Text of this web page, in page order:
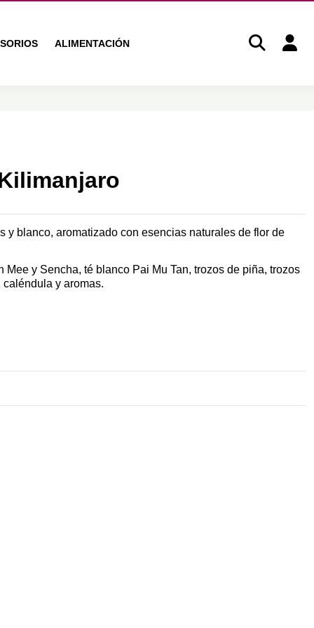
ALIMENTACIÓN
y blanco, aromatizado con esencias naturales de flor de
Mee y Sencha, té blanco Pai Mu Tan, trozos de piña, trozos
y aromas.